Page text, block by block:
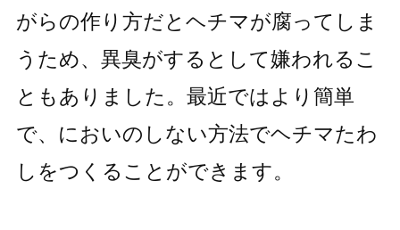
がらの作り方だとヘチマが腐ってしま
うため、異臭がするとして嫌われるこ
ともありました。最近ではより簡単
で、においのしない方法でヘチマたわ
しをつくることができます。